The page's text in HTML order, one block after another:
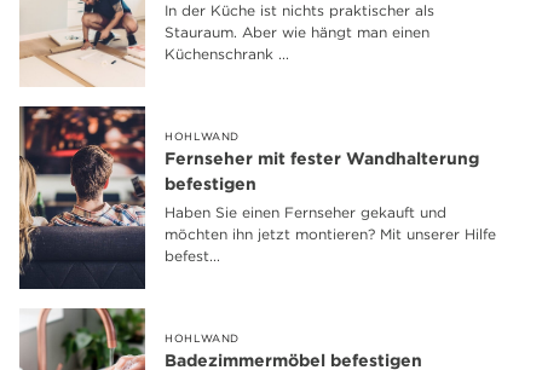
In der Küche ist nichts praktischer als
Stauraum. Aber wie hängt man einen
Küchenschrank ...
HOHLWAND
Fernseher mit fester Wandhalterung
befestigen
Haben Sie einen Fernseher gekauft und
möchten ihn jetzt montieren? Mit unserer Hilfe
befest...
HOHLWAND
Badezimmermöbel befestigen